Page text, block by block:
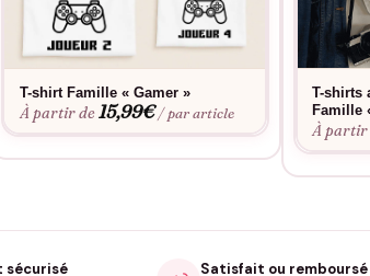
T-shirt Famille « Gamer »
À partir de15,99€ / par article
T-shirts
Famille
À partir
sécurisé Satisfait ou remboursé